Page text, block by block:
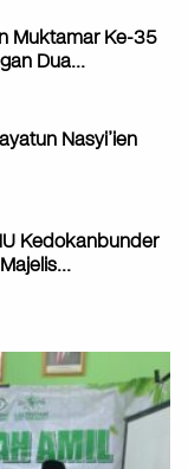
Muktamar Ke-35
Dua…
Nasyi’ien
Kedokanbunder